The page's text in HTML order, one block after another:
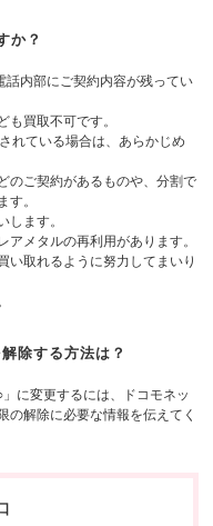
か？
話内部にご契約内容が残ってい
も買取不可です。
れている場合は、あらかじめ
のご契約があるものや、分割で
す。
します。
メタルの再利用があります。
い取れるように努力してまいり
除する方法は？
に変更するには、ドコモネッ
の解除に必要な情報を伝えてく